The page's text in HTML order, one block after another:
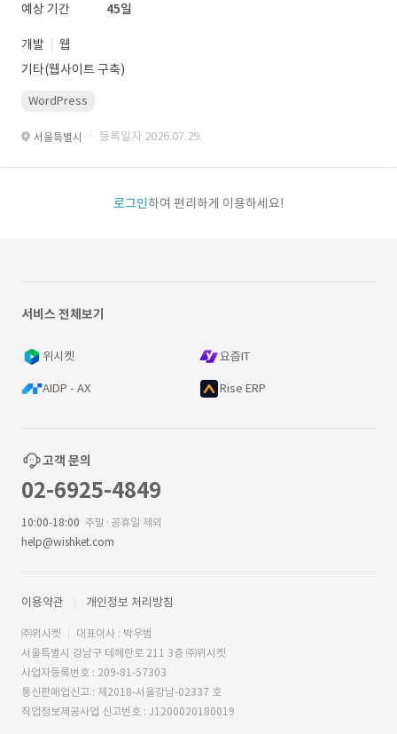
예상 기간
45일
개발
웹
기타(웹사이트 구축)
WordPress
서울특별시 · 등록일자 2026.07.29.
로그인하여 편리하게 이용하세요!
서비스 전체보기
위시켓 요즘IT
AIDP - AX Rise ERP
고객 문의
02-6925-4849
10:00-18:00 주말·공휴일 제외
help@wishket.com
이용약관 개인정보 처리방침
㈜위시켓
대표이사 : 박우범
서울특별시 강남구 테헤란로 211 3층 ㈜위시켓
사업자등록번호 : 209-81-57303
통신판매업신고 : 제2018-서울강남-02337 호
직업정보제공사업 신고번호 : J1200020180019